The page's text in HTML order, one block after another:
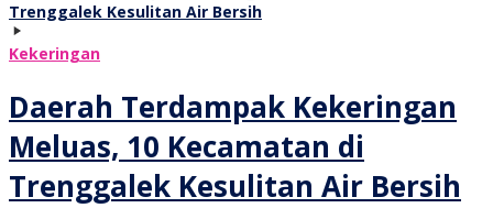
Kekeringan
Daerah Terdampak Kekeringan
Meluas, 10 Kecamatan di
Trenggalek Kesulitan Air Bersih